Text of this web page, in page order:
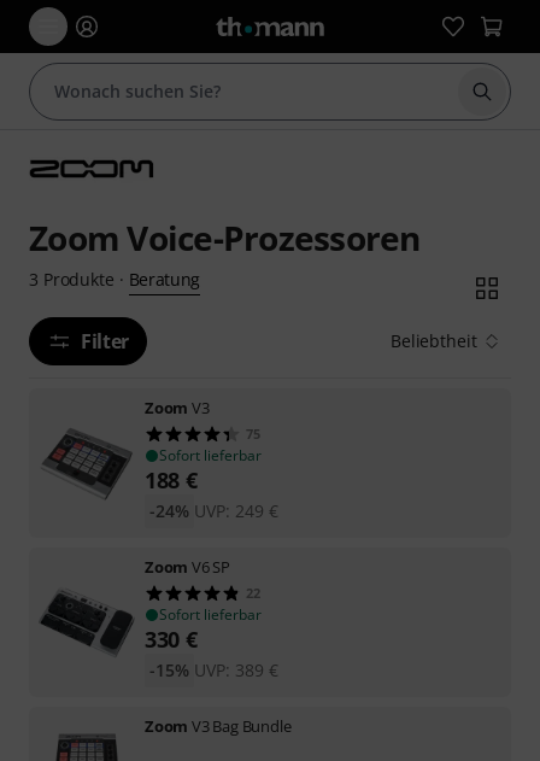
Suche
Zoom Voice-Prozessoren
3 Produkte · Beratung
Filter Beliebtheit
Zoom V3
75
Sofort lieferbar
188 €
UVP: 249 €
-24%
Zoom V6 SP
22
Sofort lieferbar
330 €
UVP: 389 €
-15%
Zoom V3 Bag Bundle